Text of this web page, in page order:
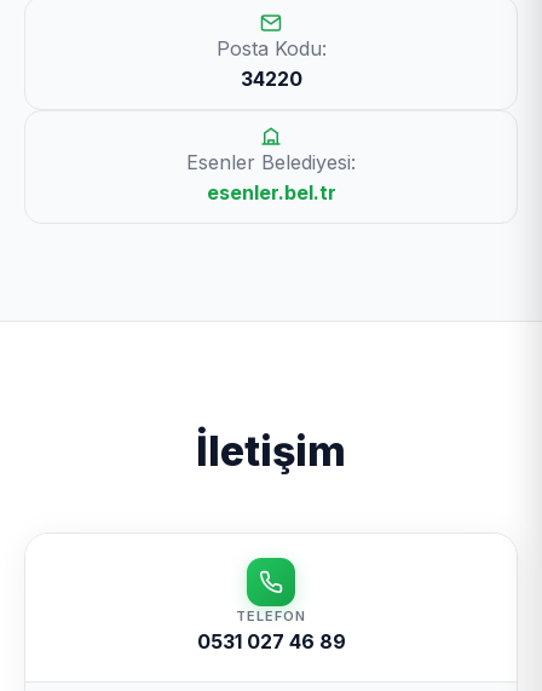
Posta Kodu:
34220
Esenler Belediyesi:
esenler.bel.tr
İletişim
TELEFON
0531 027 46 89